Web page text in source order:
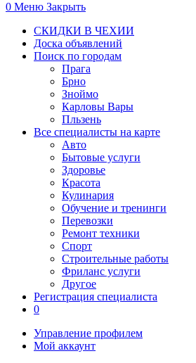
0 Меню Закрыть
СКИДКИ В ЧЕХИИ
Доска объявлений
Поиск по городам
Прага
Брно
Зноймо
Карловы Вары
Пльзень
Все специалисты на карте
Авто
Бытовые услуги
Здоровье
Красота
Кулинария
Обучение и тренинги
Перевозки
Ремонт техники
Спорт
Строительные работы
Фриланс услуги
Другое
Регистрация специалиста
0
Управление профилем
Мой аккаунт